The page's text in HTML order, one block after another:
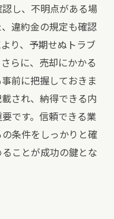
し、不明点がある場
違約金の規定も確認
り、予期せぬトラブ
らに、売却にかかる
前に把握しておきま
され、納得できる内
です。信頼できる業
条件をしっかりと確
ことが成功の鍵とな